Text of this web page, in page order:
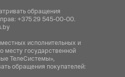
обращения
+375 29 545-00-00.
исполнительных и
месту государственной
ТелеСистемы»,
обращения покупателей: